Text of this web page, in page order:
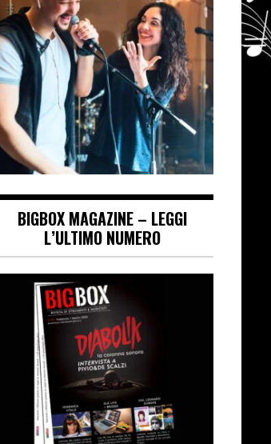
BIGBOX MAGAZINE – LEGGI
L’ULTIMO NUMERO